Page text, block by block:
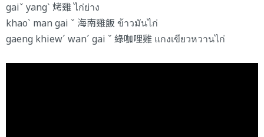
gaiˇ yangˋ 烤雞 ไก่ย่าง
khaoˋ man gai ˇ 海南雞飯 ข้าวมันไก่
gaeng khiewˊ wanˊ gai ˇ 綠咖哩雞 แกงเขียวหวานไก่